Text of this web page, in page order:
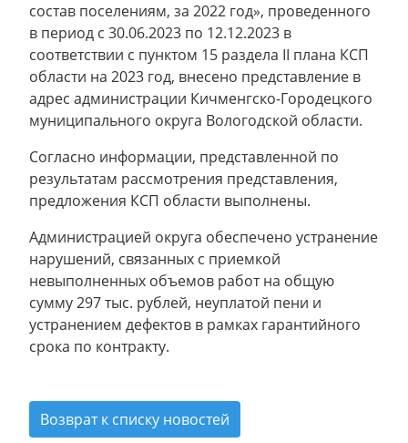
состав поселениям, за 2022 год», проведенного
в период с 30.06.2023 по 12.12.2023 в
соответствии с пунктом 15 раздела II плана КСП
области на 2023 год, внесено представление в
адрес администрации Кичменгско-Городецкого
муниципального округа Вологодской области.
Согласно информации, представленной по
результатам рассмотрения представления,
предложения КСП области выполнены.
Администрацией округа обеспечено устранение
нарушений, связанных с приемкой
невыполненных объемов работ на общую
сумму 297 тыс. рублей, неуплатой пени и
устранением дефектов в рамках гарантийного
срока по контракту.
Возврат к списку новостей